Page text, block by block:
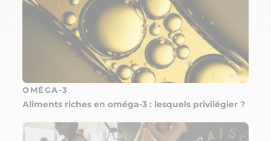
OMÉGA-3
Aliments riches en oméga-3 : lesquels privilégier ?